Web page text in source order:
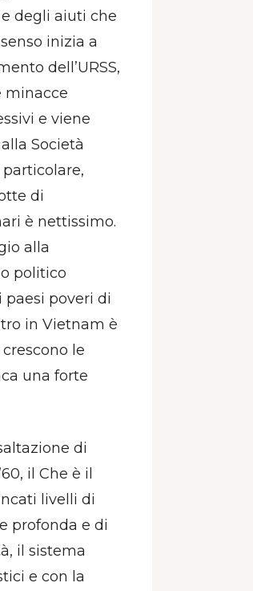
degli aiuti che
inizia a
dell’URSS,
minacce
e viene
Società
di
è nettissimo.
alla
politico
poveri di
in Vietnam è
le
una forte
di
il Che è il
livelli di
profonda e di
il sistema
e con la